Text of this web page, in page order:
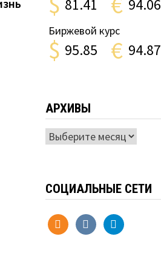
81.41 94.06
Биржевой курс
$ 95.85 € 94.87
АРХИВЫ
Архивы
СОЦИАЛЬНЫЕ СЕТИ
odnoklassniki
vkontaktetelegram